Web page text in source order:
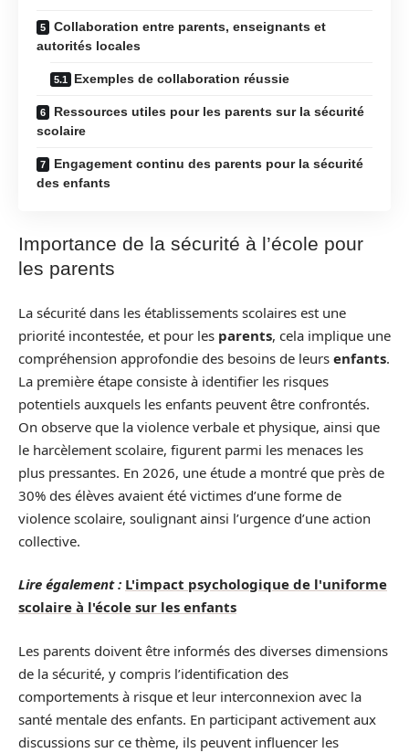
Collaboration entre parents, enseignants et
autorités locales
Exemples de collaboration réussie
Ressources utiles pour les parents sur la sécurité
scolaire
Engagement continu des parents pour la sécurité
des enfants
Importance de la sécurité à l’école pour
les parents
La sécurité dans les établissements scolaires est une
priorité incontestée, et pour les parents, cela implique une
compréhension approfondie des besoins de leurs enfants.
La première étape consiste à identifier les risques
potentiels auxquels les enfants peuvent être confrontés.
On observe que la violence verbale et physique, ainsi que
le harcèlement scolaire, figurent parmi les menaces les
plus pressantes. En 2026, une étude a montré que près de
30% des élèves avaient été victimes d’une forme de
violence scolaire, soulignant ainsi l’urgence d’une action
collective.
Lire également : L'impact psychologique de l'uniforme
scolaire à l'école sur les enfants
Les parents doivent être informés des diverses dimensions
de la sécurité, y compris l’identification des
comportements à risque et leur interconnexion avec la
santé mentale des enfants. En participant activement aux
discussions sur ce thème, ils peuvent influencer les